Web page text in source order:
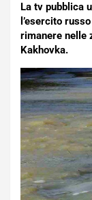
La tv pubblica
l’esercito
rimanere nelle
Kakhovka.